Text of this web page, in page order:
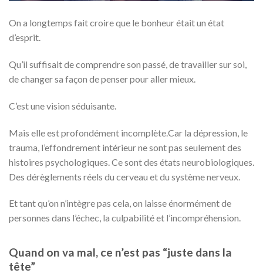
On a longtemps fait croire que le bonheur était un état
d’esprit.
Qu’il suffisait de comprendre son passé, de travailler sur soi,
de changer sa façon de penser pour aller mieux.
C’est une vision séduisante.
Mais elle est profondément incomplète.Car la dépression, le
trauma, l’effondrement intérieur ne sont pas seulement des
histoires psychologiques. Ce sont des états neurobiologiques.
Des dérèglements réels du cerveau et du système nerveux.
Et tant qu’on n’intègre pas cela, on laisse énormément de
personnes dans l’échec, la culpabilité et l’incompréhension.
Quand on va mal, ce n’est pas “juste dans la
tête”